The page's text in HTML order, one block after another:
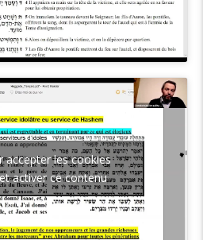
accepter les cookies
activer ce contenu